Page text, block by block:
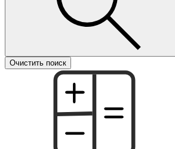
Очистить поиск